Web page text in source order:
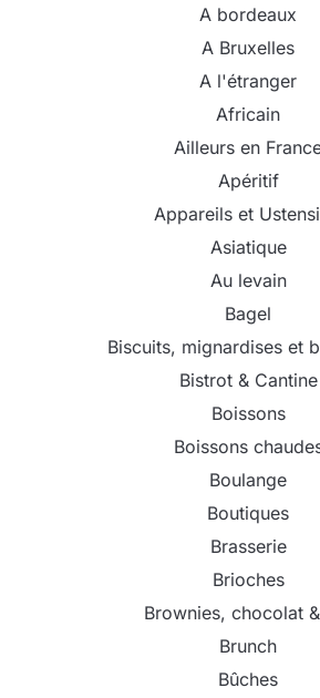
A bordeaux
A Bruxelles
A l'étranger
Africain
Ailleurs en
Apéritif
Appareils et
Asiatique
Au levain
Bagel
Biscuits, mignardises et
Bistrot & Cantine
Boissons
Boissons
Boulange
Boutiques
Brasserie
Brioches
Brownies, chocolat
Brunch
Bûches